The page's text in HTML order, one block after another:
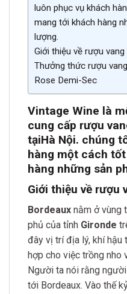
luôn phục vụ khách
mang tới khách hàng
lượng.
Giới thiệu về rượu
Thưởng thức rượu
Rose Demi-Sec
Vintage Wine là
cung cấp rượu
tạiHà Nội. chúng
hàng một cách
hàng những sản
Giới thiệu về rượu
Bordeaux nằm ở vùng
phủ của tỉnh Gironde
đây vị trí địa lý, khí hậu
hợp cho việc trồng nho
Người ta nói rằng
tới Bordeaux. Vào thế